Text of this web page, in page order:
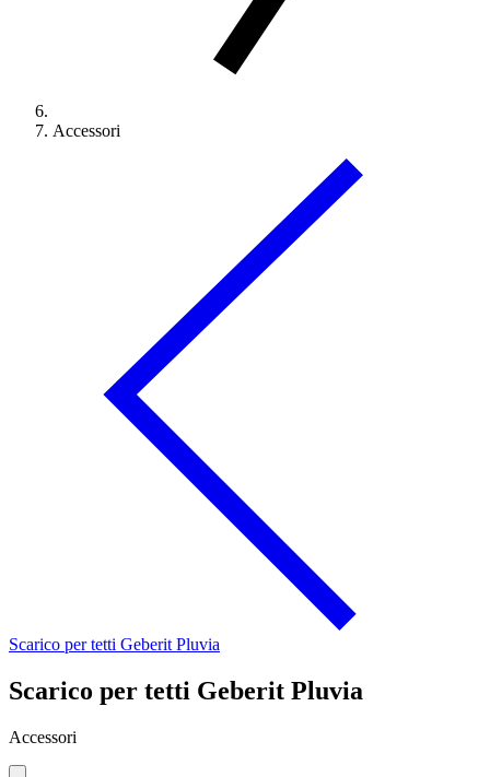
Accessori
Scarico per tetti Geberit Pluvia
Scarico per tetti Geberit Pluvia
Accessori